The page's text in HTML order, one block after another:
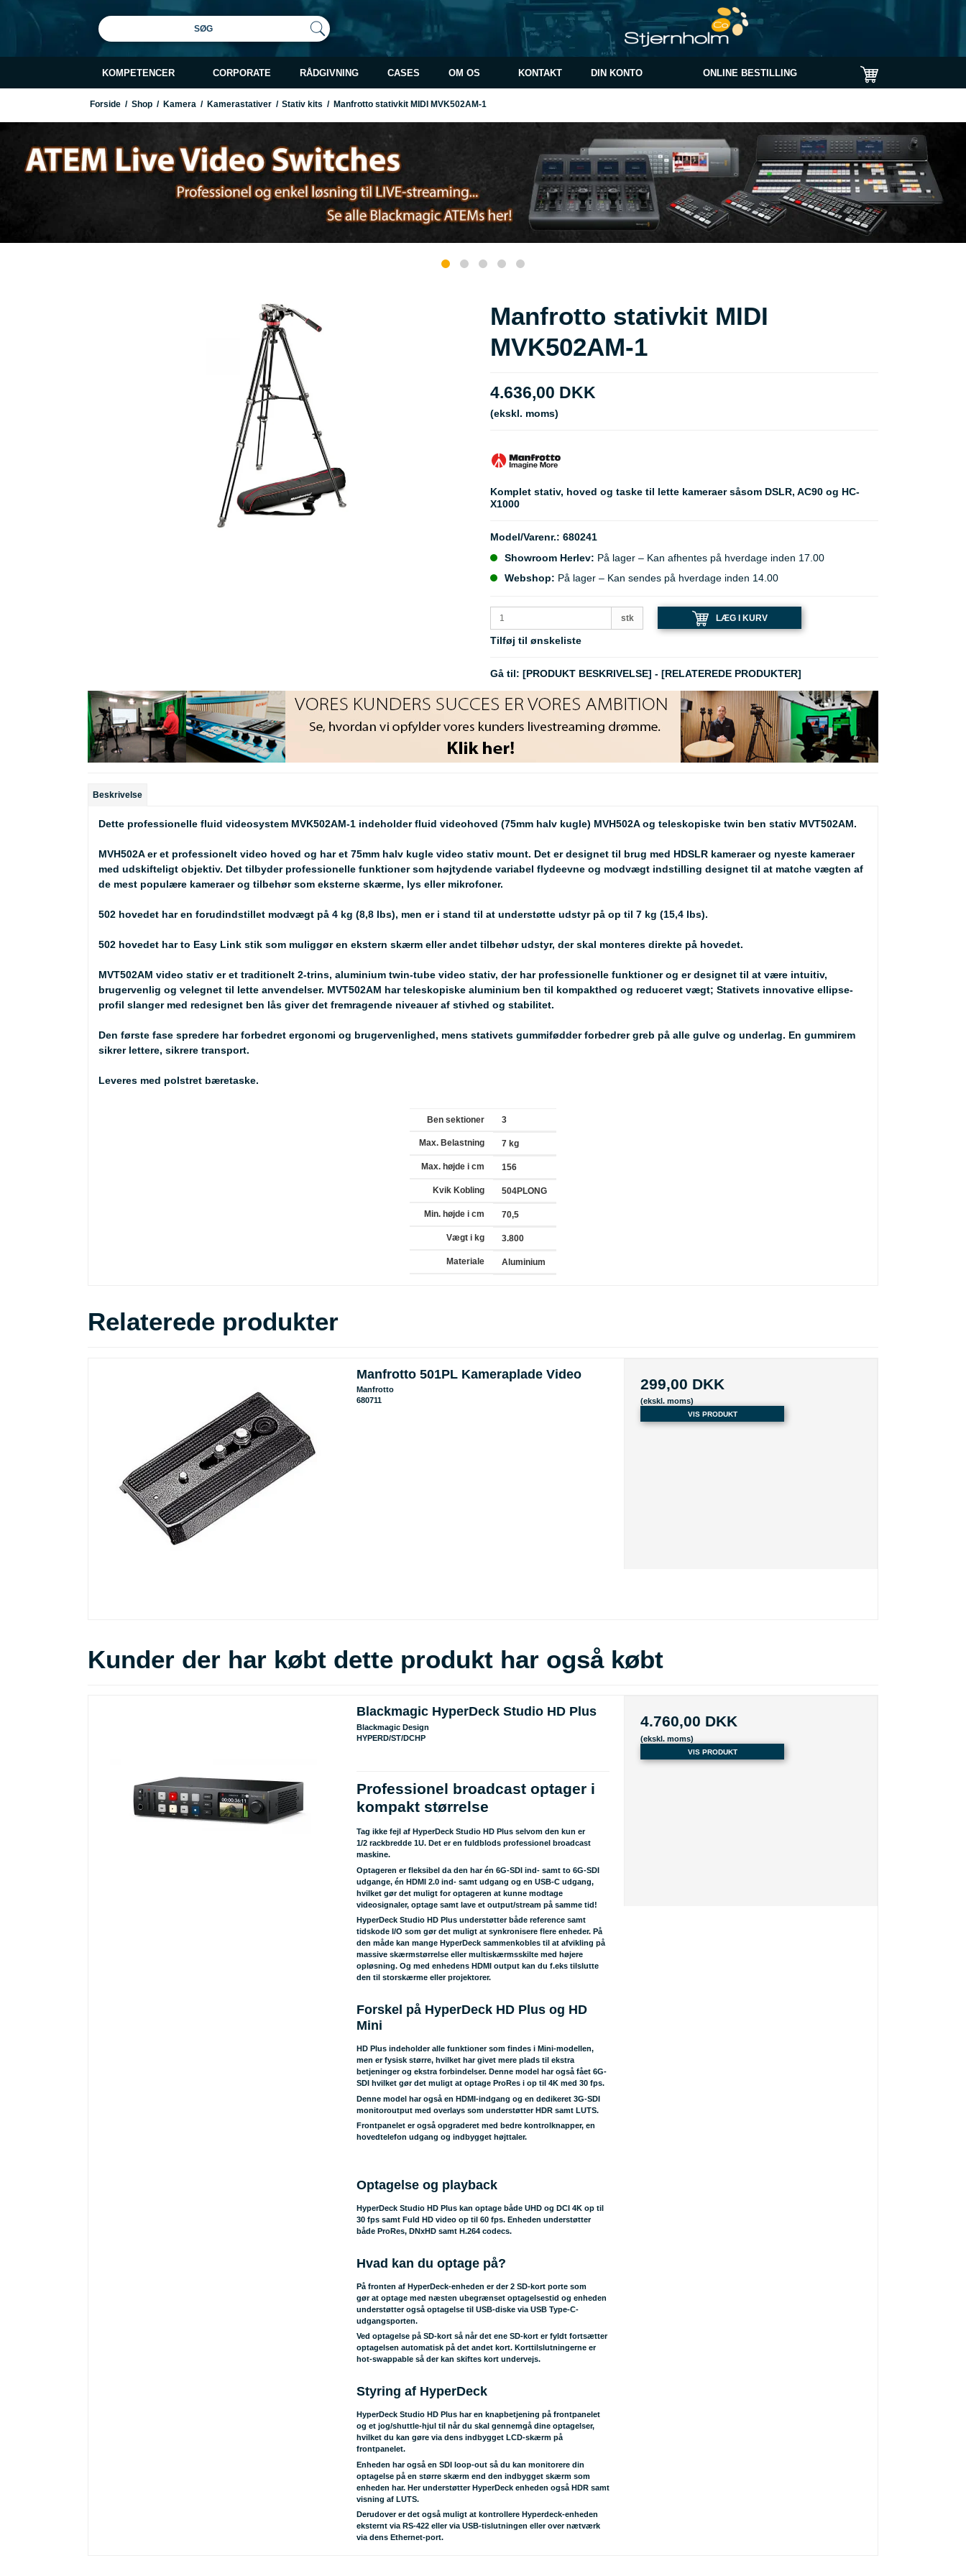
SØG
KOMPETENCER CORPORATE RÅDGIVNING CASES OM OS KONTAKT DIN KONTO ONLINE BESTILLING
Forside / Shop / Kamera / Kamerastativer / Stativ kits / Manfrotto stativkit MIDI MVK502AM-1
Manfrotto stativkit MIDI
MVK502AM-1
4.636,00 DKK
(ekskl. moms)
Komplet stativ, hoved og taske til lette kameraer såsom DSLR, AC90 og HC-
X1000
Model/Varenr.: 680241
Showroom Herlev: På lager – Kan afhentes på hverdage inden 17.00
Webshop: På lager – Kan sendes på hverdage inden 14.00
stk LÆG I KURV
Tilføj til ønskeliste
Gå til: [PRODUKT BESKRIVELSE] - [RELATEREDE PRODUKTER]
Beskrivelse
Dette professionelle fluid videosystem MVK502AM-1 indeholder fluid videohoved (75mm halv kugle) MVH502A og teleskopiske twin ben stativ MVT502AM.
MVH502A er et professionelt video hoved og har et 75mm halv kugle video stativ mount. Det er designet til brug med HDSLR kameraer og nyeste kameraer
med udskifteligt objektiv. Det tilbyder professionelle funktioner som højtydende variabel flydeevne og modvægt indstilling designet til at matche vægten af ​​
de mest populære kameraer og tilbehør som eksterne skærme, lys eller mikrofoner.
502 hovedet har en forudindstillet modvægt på 4 kg (8,8 lbs), men er i stand til at understøtte udstyr på op til 7 kg (15,4 lbs).
502 hovedet har to Easy Link stik som muliggør en ekstern skærm eller andet tilbehør udstyr, der skal monteres direkte på hovedet.
MVT502AM video stativ er et traditionelt 2-trins, aluminium twin-tube video stativ, der har professionelle funktioner og er designet til at være intuitiv,
brugervenlig og velegnet til lette anvendelser. MVT502AM har teleskopiske aluminium ben til kompakthed og reduceret vægt; Stativets innovative ellipse-
profil slanger med redesignet ben lås giver det fremragende niveauer af stivhed og stabilitet.
Den første fase spredere har forbedret ergonomi og brugervenlighed, mens stativets gummifødder forbedrer greb på alle gulve og underlag. En gummirem
sikrer lettere, sikrere transport.
Leveres med polstret bæretaske.
Ben sektioner 3
Max. Belastning 7 kg
Max. højde i cm 156
Kvik Kobling 504PLONG
Min. højde i cm 70,5
Vægt i kg 3.800
Materiale Aluminium
Relaterede produkter
Manfrotto 501PL Kameraplade Video
Manfrotto
680711
299,00 DKK
(ekskl. moms)
VIS PRODUKT
Kunder der har købt dette produkt har også købt
Blackmagic HyperDeck Studio HD Plus
Blackmagic Design
HYPERD/ST/DCHP
Professionel broadcast optager i
kompakt størrelse
Tag ikke fejl af HyperDeck Studio HD Plus selvom den kun er
1/2 rackbredde 1U. Det er en fuldblods professionel broadcast
maskine.
Optageren er fleksibel da den har én 6G-SDI ind- samt to 6G-SDI
udgange, én HDMI 2.0 ind- samt udgang og en USB-C udgang,
hvilket gør det muligt for optageren at kunne modtage
videosignaler, optage samt lave et output/stream på samme tid!
HyperDeck Studio HD Plus understøtter både reference samt
tidskode I/O som gør det muligt at synkronisere flere enheder. På
den måde kan mange HyperDeck sammenkobles til at afvikling på
massive skærmstørrelse eller multiskærmsskilte med højere
opløsning. Og med enhedens HDMI output kan du f.eks tilslutte
den til storskærme eller projektorer.
Forskel på HyperDeck HD Plus og HD
Mini
HD Plus indeholder alle funktioner som findes i Mini-modellen,
men er fysisk større, hvilket har givet mere plads til ekstra
betjeninger og ekstra forbindelser. Denne model har også fået 6G-
SDI hvilket gør det muligt at optage ProRes i op til 4K med 30 fps.
Denne model har også en HDMI-indgang og en dedikeret 3G-SDI
monitoroutput med overlays som understøtter HDR samt LUTS.
Frontpanelet er også opgraderet med bedre kontrolknapper, en
hovedtelefon udgang og indbygget højttaler.
Optagelse og playback
HyperDeck Studio HD Plus kan optage både UHD og DCI 4K op til
30 fps samt Fuld HD video op til 60 fps. Enheden understøtter
både ProRes, DNxHD samt H.264 codecs.
Hvad kan du optage på?
På fronten af HyperDeck-enheden er der 2 SD-kort porte som
gør at optage med næsten ubegrænset optagelsestid og enheden
understøtter også optagelse til USB-diske via USB Type-C-
udgangsporten.
Ved optagelse på SD-kort så når det ene SD-kort er fyldt fortsætter
optagelsen automatisk på det andet kort. Korttilslutningerne er
hot-swappable så der kan skiftes kort undervejs.
Styring af HyperDeck
HyperDeck Studio HD Plus har en knapbetjening på frontpanelet
og et jog/shuttle-hjul til når du skal gennemgå dine optagelser,
hvilket du kan gøre via dens indbygget LCD-skærm på
frontpanelet.
Enheden har også en SDI loop-out så du kan monitorere din
optagelse på en større skærm end den indbygget skærm som
enheden har. Her understøtter HyperDeck enheden også HDR samt
visning af LUTS.
Derudover er det også muligt at kontrollere Hyperdeck-enheden
eksternt via RS-422 eller via USB-tislutningen eller over nætværk
via dens Ethernet-port.
4.760,00 DKK
(ekskl. moms)
VIS PRODUKT